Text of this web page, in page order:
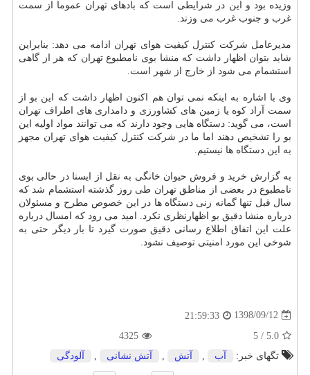
وزیده بود و این در شرایطی است كه بادهای تهران عموما از سمت
غرب و جنوب غرب می وزند.
مدیرعامل شركت كنترل كیفیت هوای تهران ادامه می دهد: بنابراین
شاید بتوان اظهار داشت كه منشا بوی نامطبوع تهران كه هر از گاهی
استشمام می شود از خارج از شهر است.
وی با اشاره به اینكه نمی توان هم اكنون اظهار داشت كه این بو از
سمت آراد كوه یا زمین های كشاورزی و دامداری های اطراف تهران
است، می گوید: دستگاه هایی وجود دارند كه می توانند مواد اولیه این
بو را تشخیص دهند اما ما در شركت كنترل كیفیت هوای تهران مجهز
به این دستگاه ها نیستیم.
به گزارش خرید و فروش حیوان خانگی به نقل از ایسنا در حالی بوی
نامطبوع در بعضی از مناطق تهران طی روز گذشته استشمام شد كه
سال قبل تنها گمانه زنی دستگاه ها در این خصوص مطرح و مسئولان
درباره منشا دقیق بو اظهارنظری نكرد. امید می رود كه امسال درباره
علت این اتفاق اطلاع رسانی دقیق صورت گیرد تا بار دیگر حتی به
شوخی این مورد امنیتی توصیف نشود.
1398/09/12
21:59:33
5.0
/
5
4325
تگهای خبر:
آب آتش آتش نشانی آلودگی